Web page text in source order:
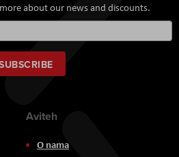
about our news and discounts.
Up
for
Our
Newsletter:
Aviteh
O nama